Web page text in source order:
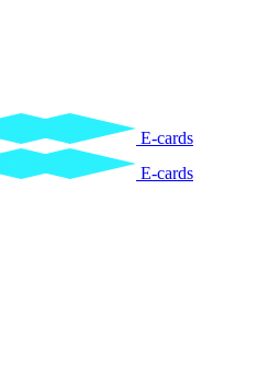
E-cards
E-cards